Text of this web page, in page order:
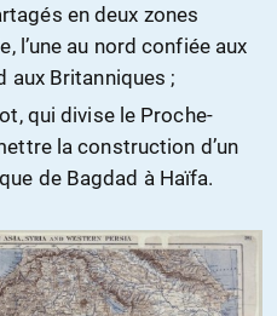
en deux zones
l’une au nord confiée aux
aux Britanniques ;
qui divise le Proche-
la construction d’un
de Bagdad à Haïfa.